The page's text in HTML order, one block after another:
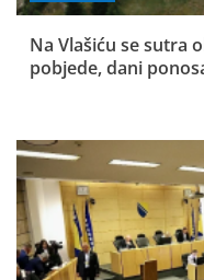
Na Vlašiću se sutra
pobjede, dani